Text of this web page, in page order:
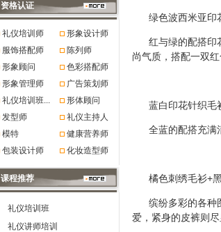
资格认证
礼仪培训师
形象设计师
服饰搭配师
陈列师
形象顾问
色彩搭配师
形象管理师
广告策划师
礼仪培训班...
形体顾问
发型师
礼仪主持人
模特
健康营养师
包装设计师
化妆造型师
课程推荐
礼仪培训班
礼仪讲师培训
绿色波西米亚印
红与绿的配搭印花
尚气质，搭配一双
蓝白印花针织毛
全蓝的配搭充满清
橘色刺绣毛衫+
缤纷多彩的各种图
爱，紧身的皮裤则尽